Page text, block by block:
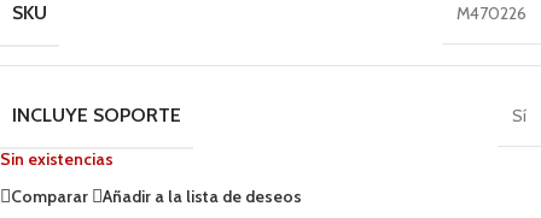
SKU M470226
INCLUYE SOPORTE
Sí
Sin existencias
Comparar
Añadir a la lista de deseos